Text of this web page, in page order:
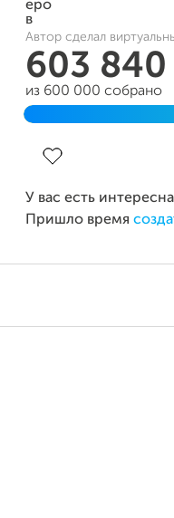
Автор сделал
603 840
из 600 000 собрано
У вас есть
Пришло время